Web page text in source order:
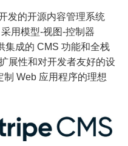
发的开源内容管理系统
用模型-视图-控制器
集成的 CMS 功能和全栈
展性和对开发者友好的设
Web 应用程序的理想